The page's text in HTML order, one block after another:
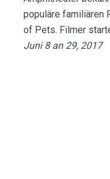
populäre familiären
of Pets. Filmer
Juni 8 an 29, 2017